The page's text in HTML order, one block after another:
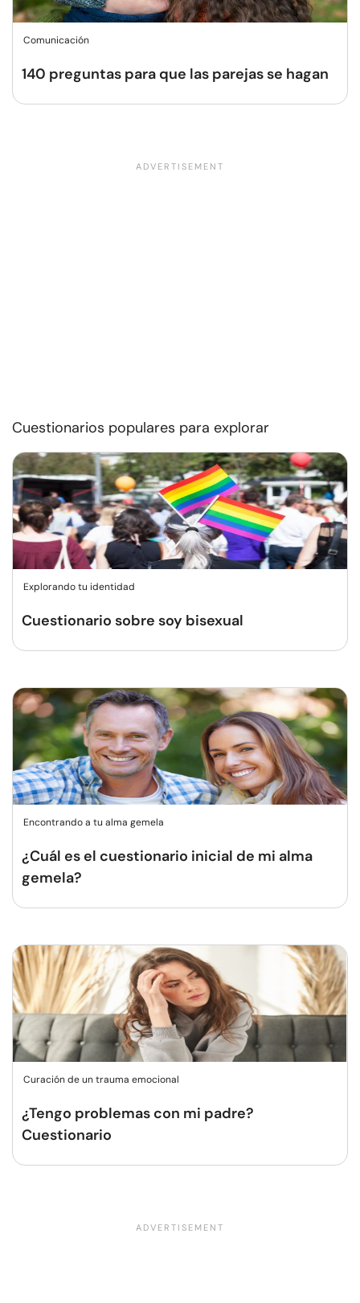
Comunicación
140 preguntas para que las parejas se hagan
Cuestionarios populares para explorar
Explorando tu identidad
Cuestionario sobre soy bisexual
Encontrando a tu alma gemela
¿Cuál es el cuestionario inicial de mi alma
gemela?
Curación de un trauma emocional
¿Tengo problemas con mi padre?
Cuestionario